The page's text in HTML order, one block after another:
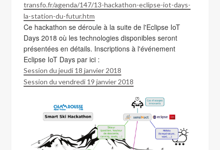
transfo.fr/agenda/147/13-hackathon-eclipse-iot-days-
la-station-du-futur.htm
Ce hackathon se déroule à la suite de l'Eclipse IoT
Days 2018 où les technologies disponibles seront
présentées en détails. Inscriptions à l'événement
Eclipse IoT Days par ici :
Session du jeudi 18 janvier 2018
Session du vendredi 19 janvier 2018